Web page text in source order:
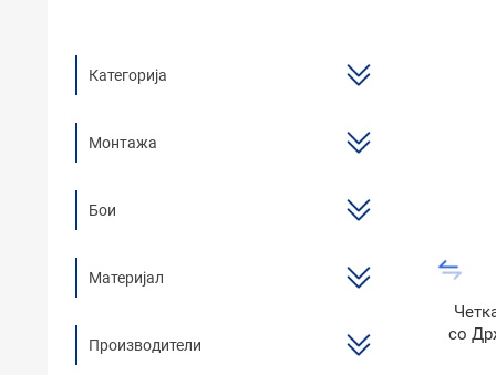
САНИТАРИЈА
ГАЛАНТЕРИЈА ЗА БАЊА
со
Категорија
Монтажа
Бои
Материјал
Производители